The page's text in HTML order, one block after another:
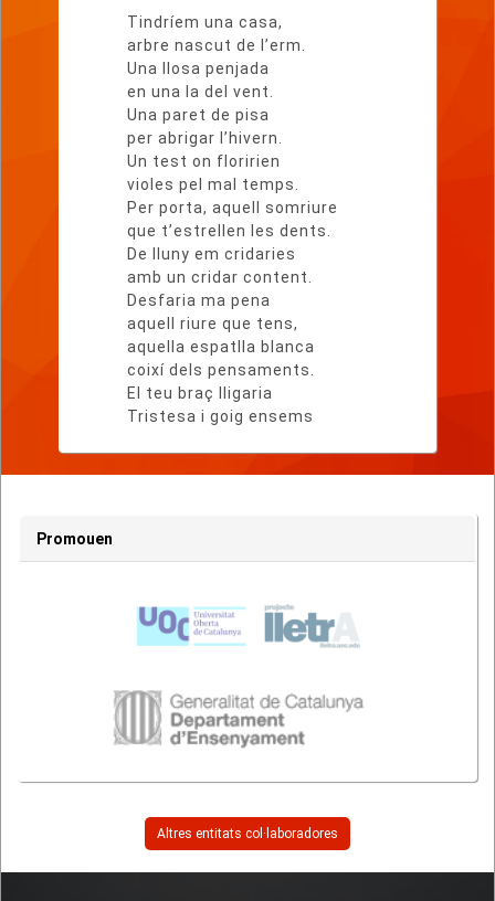
Tindríem una casa,
arbre nascut de l’erm.
Una llosa penjada
en una la del vent.
Una paret de pisa
per abrigar l’hivern.
Un test on floririen
violes pel mal temps.
Per porta, aquell somriure
que t’estrellen les dents.
De lluny em cridaries
amb un cridar content.
Desfaria ma pena
aquell riure que tens,
aquella espatlla blanca
coixí dels pensaments.
El teu braç lligaria
Tristesa i goig ensems
Promouen
Altres entitats col·laboradores